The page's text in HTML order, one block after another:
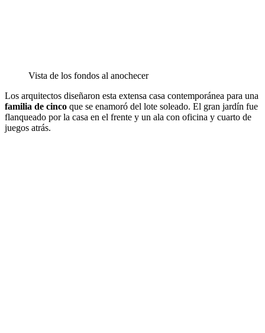
Vista de los fondos al anochecer
Los arquitectos diseñaron esta extensa casa contemporánea para una
familia de cinco que se enamoró del lote soleado. El gran jardín fue
flanqueado por la casa en el frente y un ala con oficina y cuarto de
juegos atrás.